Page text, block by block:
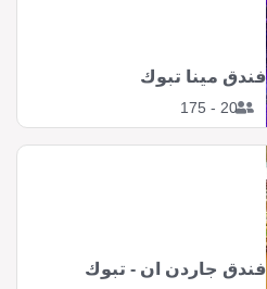
20 - 175
فندق مينا تبوك
فندق جاردن ان - تبوك